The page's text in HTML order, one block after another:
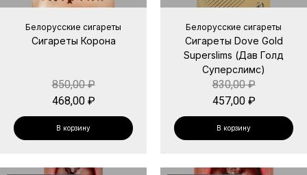
Белорусские сигареты
Сигареты Корона
850,00₽
468,00 ₽
В корзину
Белорусские сигареты
Сигареты Dove Gold
Superslims (Дав Голд
Суперслимс)
830,00₽
457,00 ₽
В корзину